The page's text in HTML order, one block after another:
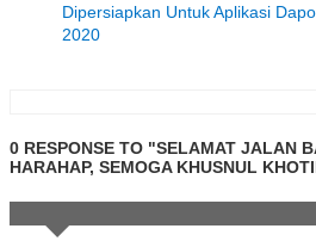
Dipersiapkan Untuk Aplikasi
2020
0 RESPONSE TO "SELAMAT JALAN
HARAHAP, SEMOGA KHUSNUL